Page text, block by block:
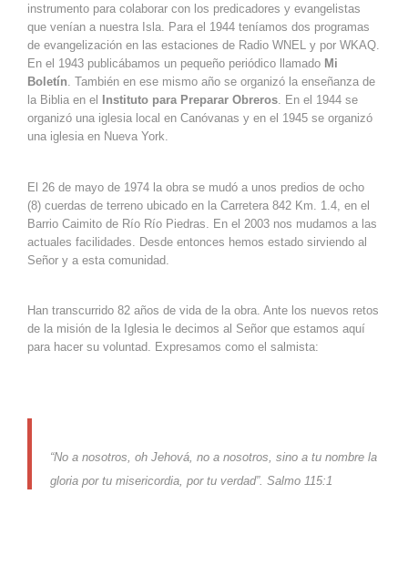
instrumento para colaborar con los predicadores y evangelistas
que venían a nuestra Isla. Para el 1944 teníamos dos programas
de evangelización en las estaciones de Radio WNEL y por WKAQ.
En el 1943 publicábamos un pequeño periódico llamado Mi
Boletín . También en ese mismo año se organizó la enseñanza de
la Biblia en el
Instituto para Preparar Obreros . En el 1944 se
organizó una iglesia local en Canóvanas y en el 1945 se organizó
una iglesia en Nueva York.
El 26 de mayo de 1974 la obra se mudó a unos predios de ocho
(8) cuerdas de terreno ubicado en la Carretera 842 Km. 1.4, en el
Barrio Caimito de Río Río Piedras. En el 2003 nos mudamos a las
actuales facilidades. Desde entonces hemos estado sirviendo al
Señor y a esta comunidad.
Han transcurrido 82 años de vida de la obra. Ante los nuevos retos
de la misión de la Iglesia le decimos al Señor que estamos aquí
para hacer su voluntad. Expresamos como el salmista:
“No a nosotros, oh Jehová, no a nosotros, sino a tu nombre la
gloria por tu misericordia, por tu verdad”. Salmo 115:1